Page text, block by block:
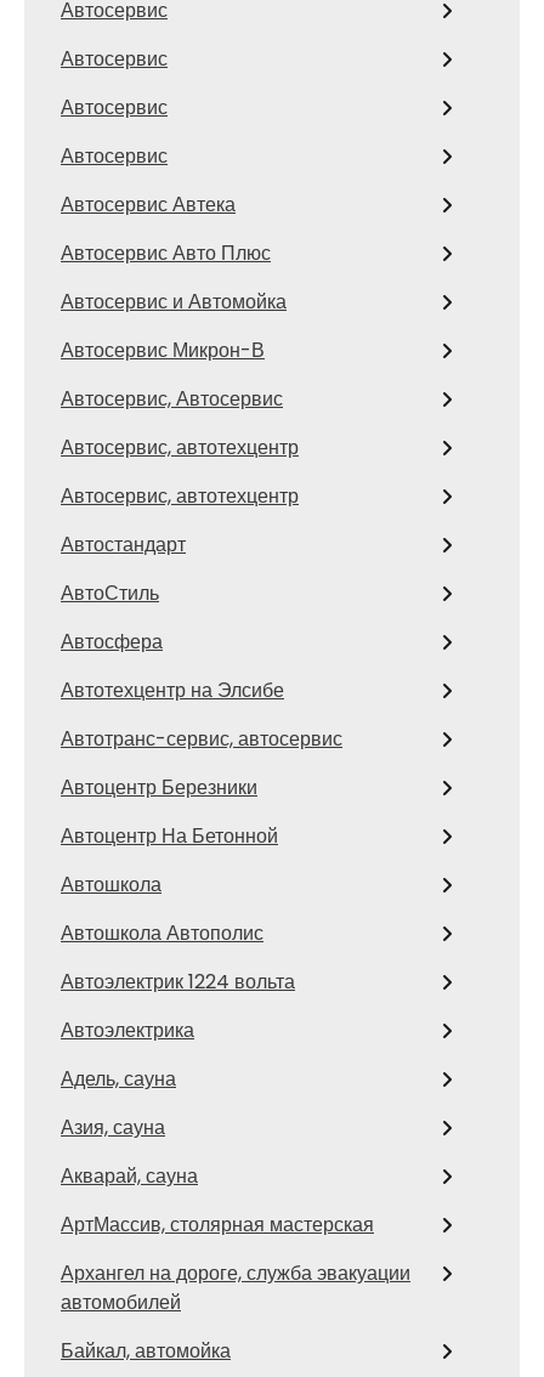
Автосервис
Автосервис
Автосервис
Автосервис
Автосервис Автека
Автосервис Авто Плюс
Автосервис и Автомойка
Автосервис Микрон-В
Автосервис, Автосервис
Автосервис, автотехцентр
Автосервис, автотехцентр
Автостандарт
АвтоСтиль
Автосфера
Автотехцентр на Элсибе
Автотранс-сервис, автосервис
Автоцентр Березники
Автоцентр На Бетонной
Автошкола
Автошкола Автополис
Автоэлектрик 1224 вольта
Автоэлектрика
Адель, сауна
Азия, сауна
Акварай, сауна
АртМассив, столярная мастерская
Архангел на дороге, служба эвакуации
автомобилей
Байкал, автомойка